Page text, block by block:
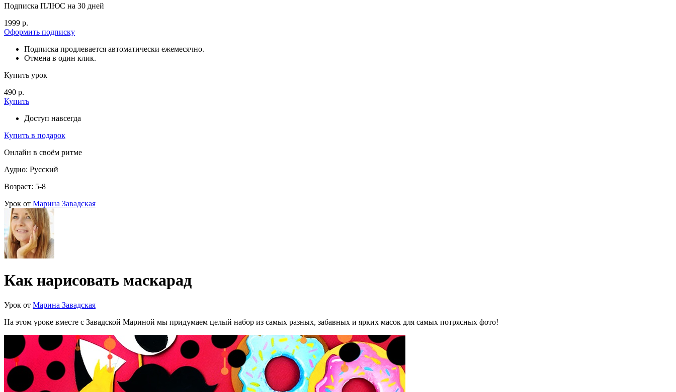
Подписка ПЛЮС на 30 дней
1999 р.
Оформить подписку
Подписка продлевается автоматически ежемесячно.
Отмена в один клик.
Купить урок
490 р.
Купить
Доступ навсегда
Купить в подарок
Онлайн в своём ритме
Аудио: Русский
Возраст: 5-8
Урок от Марина Завадская
Как нарисовать маскарад
Урок от Марина Завадская
На этом уроке вместе с Завадской Мариной мы придумаем целый набор из самых разных, забавных и ярких масок для самых потрясных фото!